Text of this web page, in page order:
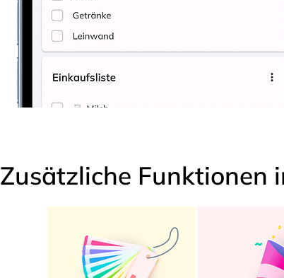
Zusätzliche Funktionen